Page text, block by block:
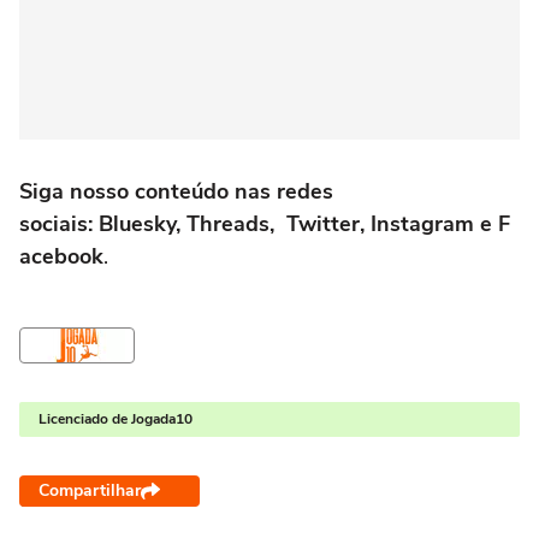
Siga nosso conteúdo nas redes
sociais: Bluesky, Threads, Twitter, Instagram e F
acebook.
Licenciado de Jogada10
Compartilhar